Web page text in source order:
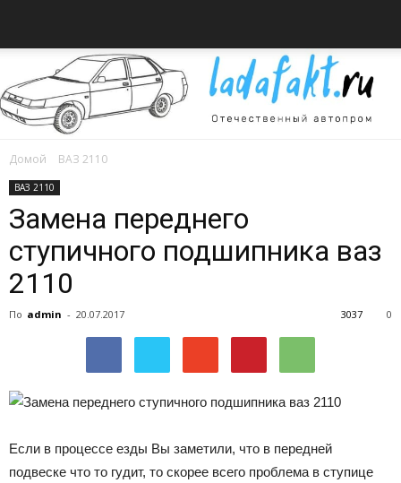
об
автомобилях
Домой ВАЗ 2110
ВАЗ 2110
Замена переднего
ступичного подшипника ваз
2110
По admin - 20.07.2017 0
3037
Если в процессе езды Вы заметили, что в передней
подвеске что то гудит, то скорее всего проблема в ступице